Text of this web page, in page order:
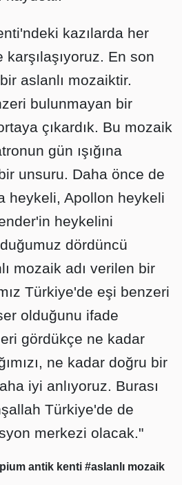
kazılarda her
En son
aslanlı mozaiktir.
bulunmayan bir
çıkardık. Bu mozaik
gün ışığına
unsuru. Daha önce de
heykeli, Apollon heykeli
heykelini
dördüncü
mozaik adı verilen bir
Türkiye'de eşi benzeri
olduğunu ifade
gördükçe ne kadar
ne kadar doğru bir
iyi anlıyoruz. Burası
Türkiye'de de
merkezi olacak."
antik kenti #aslanlı mozaik